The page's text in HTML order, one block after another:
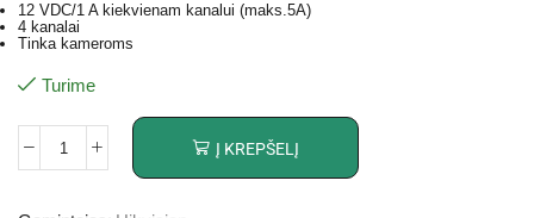
12 VDC/1 A kiekvienam kanalui (maks.5A)
4 kanalai
Tinka kameroms
Turime
Į KREPŠELĮ